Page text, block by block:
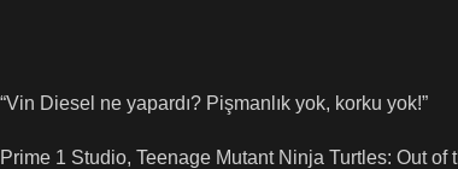
“Vin Diesel ne yapardı? Pişmanlık yok, korku yok!”
Prime 1 Studio, Teenage Mutant Ninja Turtles: Out of